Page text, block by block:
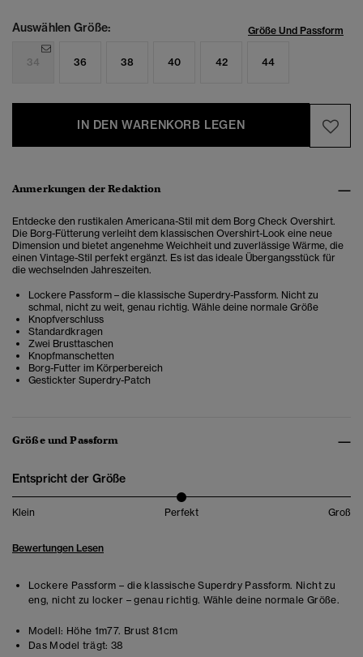
Auswählen Größe: Größe Und Passform
34 36 38 40 42 44
IN DEN WARENKORB LEGEN
Anmerkungen der Redaktion
Entdecke den rustikalen Americana-Stil mit dem Borg Check Overshirt.
Die Borg-Fütterung verleiht dem klassischen Overshirt-Look eine neue
Dimension und bietet angenehme Weichheit und zuverlässige Wärme, die
einen Vintage-Stil perfekt ergänzt. Es ist das ideale Übergangsstück für
die wechselnden Jahreszeiten.
Lockere Passform – die klassische Superdry-Passform. Nicht zu
schmal, nicht zu weit, genau richtig. Wähle deine normale Größe
Knopfverschluss
Standardkragen
Zwei Brusttaschen
Knopfmanschetten
Borg-Futter im Körperbereich
Gestickter Superdry-Patch
Größe und Passform
Entspricht der Größe
Klein Perfekt Groß
Bewertungen Lesen
Lockere Passform – die klassische Superdry Passform. Nicht zu
eng, nicht zu locker – genau richtig. Wähle deine normale Größe.
Modell: Höhe 1m77. Brust 81cm
Das Model trägt: 38